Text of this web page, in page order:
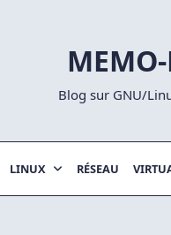
Blog sur GNU/
LINUX RÉSEAU